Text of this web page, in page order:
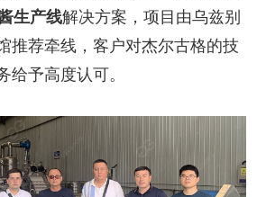
生产线解决方案，项目由乌兹别
推荐牵线，客户对杰尔古格的技
给予高度认可。